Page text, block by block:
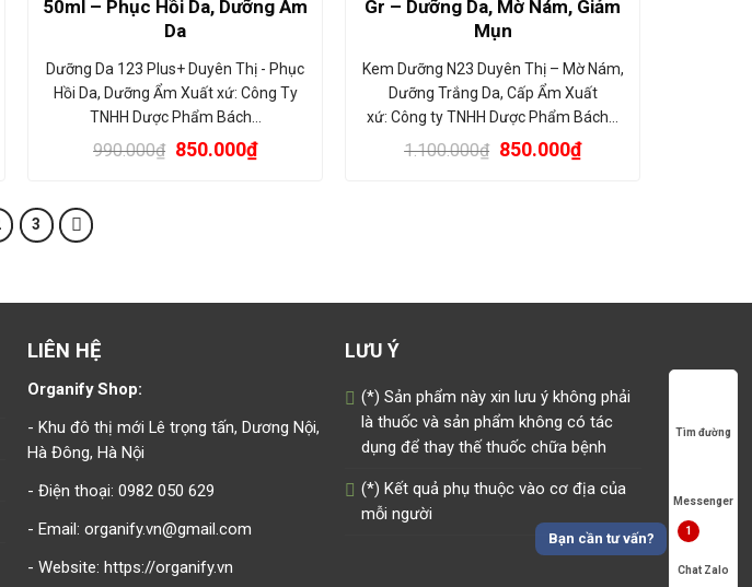
50ml – Phục Hồi Da, Dưỡng Ẩm
Da
Dưỡng Da 123 Plus+ Duyên Thị - Phục
Hồi Da, Dưỡng Ẩm Xuất xứ: Công Ty
TNHH Dược Phẩm Bách…
990.000₫ 850.000₫
Gr – Dưỡng Da, Mờ Nám, Giảm
Mụn
Kem Dưỡng N23 Duyên Thị – Mờ Nám,
Dưỡng Trắng Da, Cấp Ẩm Xuất
xứ: Công ty TNHH Dược Phẩm Bách…
1.100.000₫ 850.000₫
3
LIÊN HỆ
Organify Shop:
- Khu đô thị mới Lê trọng tấn, Dương Nội,
Hà Đông, Hà Nội
- Điện thoại: 0982 050 629
- Email: organify.vn@gmail.com
- Website: https://organify.vn
LƯU Ý
(*) Sản phẩm này xin lưu ý không phải
là thuốc và sản phẩm không có tác
dụng để thay thế thuốc chữa bệnh
(*) Kết quả phụ thuộc vào cơ địa của
mỗi người
Tìm đường
Messenger
1
Bạn cần tư vấn?
Chat Zalo